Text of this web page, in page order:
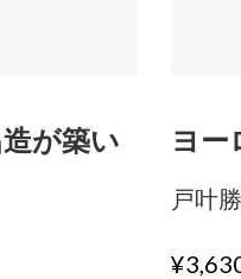
が築い
ヨー
戸叶